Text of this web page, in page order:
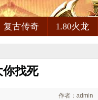
复古传奇 1.80火龙
找死
作者：admin